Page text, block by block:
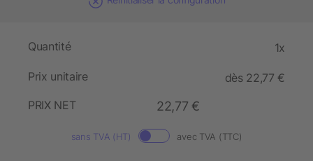
Quantité 1x
Prix unitaire
dès 22,77 €
PRIX NET
22,77 €
sans TVA (HT) avec TVA (TTC)